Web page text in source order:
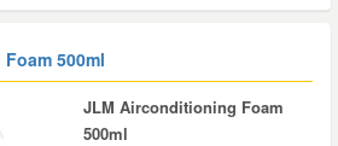
500ml
JLM Airconditioning Foam
500ml